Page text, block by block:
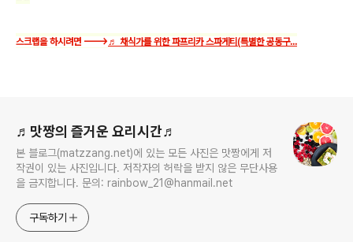
스크랩을 하시려면 --->♬ 채식가를 위한 파프리카 스파게티(특별한 공동구...
♬맛짱의 즐거운 요리시간♬
본 블로그(matzzang.net)에 있는 모든 사진은 맛짱에게 저
작권이 있는 사진입니다. 저작자의 허락을 받지 않은 무단사용
을 금지합니다. 문의: rainbow_21@hanmail.net
구독하기